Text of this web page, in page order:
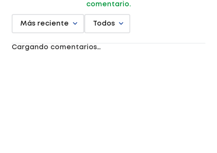
comentario.
Más reciente Todos
Cargando comentarios…